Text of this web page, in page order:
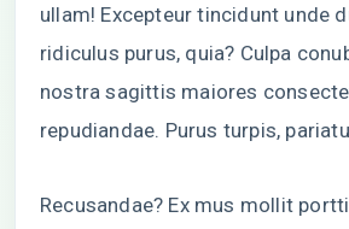
ullam! Excepteur tincidunt unde
ridiculus purus, quia? Culpa
nostra sagittis maiores
repudiandae. Purus turpis,
Recusandae? Ex mus mollit